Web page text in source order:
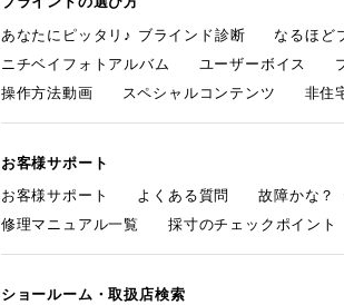
あなたにピッタリ♪ ブラインド診断
なるほど
ニチベイフォトアルバム
ユーザーボイス
操作方法動画
スペシャルコンテンツ 非住
お客様サポート
お客様サポート
よくある質問 故障かな？
修理マニュアル一覧
採寸のチェックポイント
ショールーム・取扱店検索